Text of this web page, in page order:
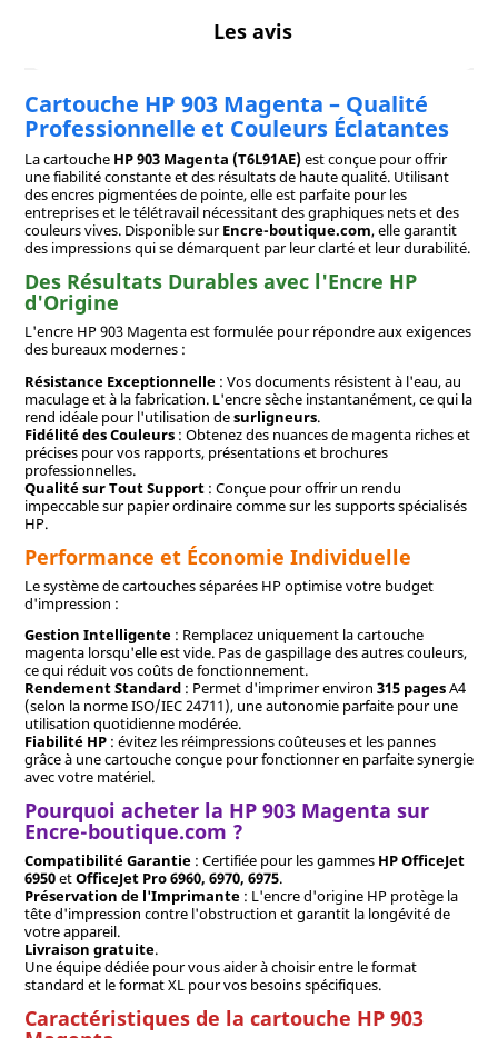
Les avis
Cartouche HP 903 Magenta – Qualité
Professionnelle et Couleurs Éclatantes
La cartouche HP 903 Magenta (T6L91AE)est conçue pour offrir
une fiabilité constante et des résultats de haute qualité. Utilisant
des encres pigmentées de pointe, elle est parfaite pour les
entreprises et le télétravail nécessitant des graphiques nets et des
couleurs vives. Disponible surEncre-boutique.com, elle garantit
des impressions qui se démarquent par leur clarté et leur durabilité.
Des Résultats Durables avec l'Encre HP
d'Origine
L'encre HP 903 Magenta est formulée pour répondre aux exigences
des bureaux modernes :
Résistance Exceptionnelle: Vos documents résistent à l'eau, au
maculage et à la fabrication. L'encre sèche instantanément, ce qui la
rend idéale pour l'utilisation desurligneurs.
Fidélité des Couleurs: Obtenez des nuances de magenta riches et
précises pour vos rapports, présentations et brochures
professionnelles.
Qualité sur Tout Support: Conçue pour offrir un rendu
impeccable sur papier ordinaire comme sur les supports spécialisés
HP.
Performance et Économie Individuelle
Le système de cartouches séparées HP optimise votre budget
d'impression :
Gestion Intelligente: Remplacez uniquement la cartouche
magenta lorsqu'elle est vide. Pas de gaspillage des autres couleurs,
ce qui réduit vos coûts de fonctionnement.
Rendement Standard: Permet d'imprimer environ 315 pagesA4
(selon la norme ISO/IEC 24711), une autonomie parfaite pour une
utilisation quotidienne modérée.
Fiabilité HP: évitez les réimpressions coûteuses et les pannes
grâce à une cartouche conçue pour fonctionner en parfaite synergie
avec votre matériel.
Pourquoi acheter la HP 903 Magenta sur
Encre-boutique.com ?
Compatibilité Garantie: Certifiée pour les gammes HP OfficeJet
6950etOfficeJet Pro 6960, 6970, 6975.
Préservation de l'Imprimante: L'encre d'origine HP protège la
tête d'impression contre l'obstruction et garantit la longévité de
votre appareil.
Livraison gratuite.
Une équipe dédiée pour vous aider à choisir entre le format
standard et le format XL pour vos besoins spécifiques.
Caractéristiques de la cartouche HP 903